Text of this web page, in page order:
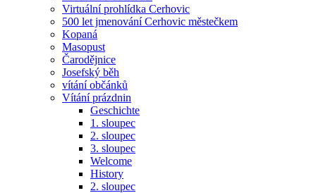
Virtuální prohlídka Cerhovic
500 let jmenování Cerhovic městečkem
Kopaná
Masopust
Čarodějnice
Josefský běh
vítání občánků
Vítání prázdnin
Geschichte
1. sloupec
2. sloupec
3. sloupec
Welcome
History
2. sloupec